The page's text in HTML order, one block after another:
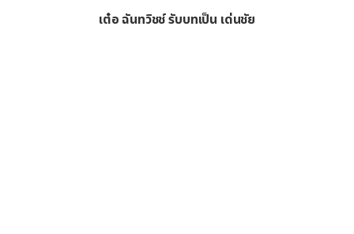
เต๋อ ฉันทวิชช์ รับบทเป็น เด่นชัย